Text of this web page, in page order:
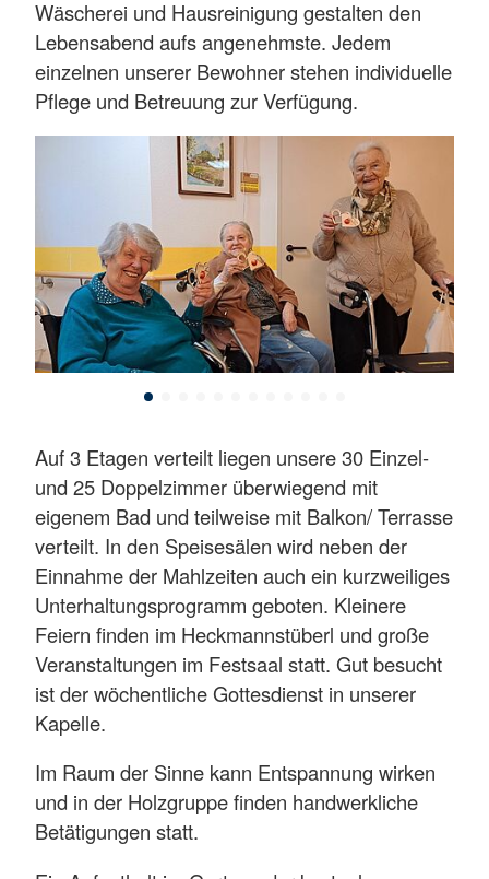
Wäscherei und Hausreinigung gestalten den
Lebensabend aufs angenehmste. Jedem
einzelnen unserer Bewohner stehen individuelle
Pflege und Betreuung zur Verfügung.
Auf 3 Etagen verteilt liegen unsere 30 Einzel-
und 25 Doppelzimmer überwiegend mit
eigenem Bad und teilweise mit Balkon/ Terrasse
verteilt. In den Speisesälen wird neben der
Einnahme der Mahlzeiten auch ein kurzweiliges
Unterhaltungsprogramm geboten. Kleinere
Feiern finden im Heckmannstüberl und große
Veranstaltungen im Festsaal statt. Gut besucht
ist der wöchentliche Gottesdienst in unserer
Kapelle.
Im Raum der Sinne kann Entspannung wirken
und in der Holzgruppe finden handwerkliche
Betätigungen statt.